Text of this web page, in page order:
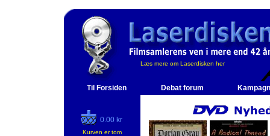
Til Forsiden Debat forum
Læs mere om Laserdisken her
0.00 kr
Kurven er tom